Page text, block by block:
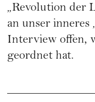
„Revolution der
an unser
Interview offen,
geordnet hat.